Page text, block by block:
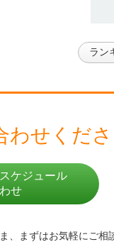
ラン
わせくださ
ケジュール
せ
、 まずはお気軽にご相